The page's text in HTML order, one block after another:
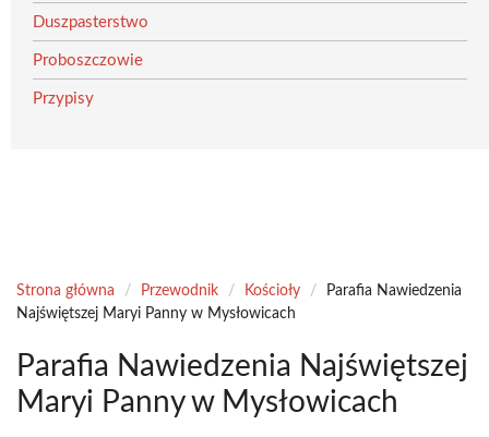
Duszpasterstwo
Proboszczowie
Przypisy
Strona główna / Przewodnik / Kościoły /
Parafia Nawiedzenia
Najświętszej Maryi Panny w Mysłowicach
Parafia Nawiedzenia Najświętszej
Maryi Panny w Mysłowicach